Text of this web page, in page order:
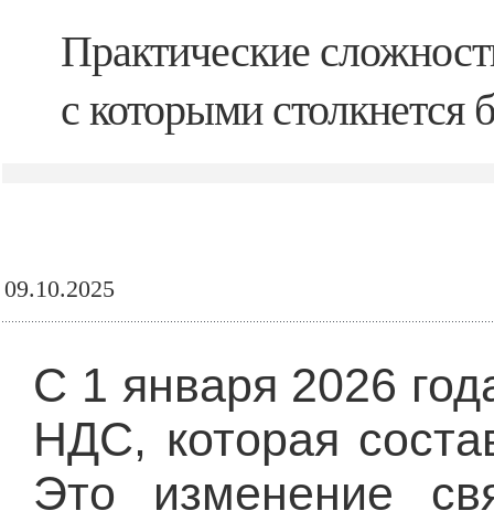
Практические
с которыми столкнется
09.10.2025
С 1 января 2026
НДС, которая
Это изменение